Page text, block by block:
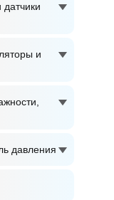
датчики
и
давления